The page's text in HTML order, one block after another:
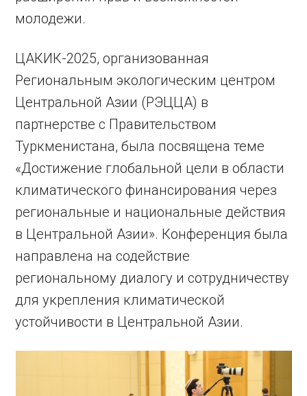
молодежи.
ЦАКИК-2025, организованная
Региональным экологическим центром
Центральной Азии (РЭЦЦА) в
партнерстве с Правительством
Туркменистана, была посвящена теме
«Достижение глобальной цели в области
климатического финансирования через
региональные и национальные действия
в Центральной Азии». Конференция была
направлена на содействие
региональному диалогу и сотрудничеству
для укрепления климатической
устойчивости в Центральной Азии.